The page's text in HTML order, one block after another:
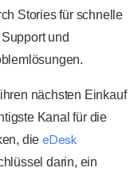
Stories für schnelle
und
nächsten Einkauf
Kanal für die
die eDesk
darin, ein